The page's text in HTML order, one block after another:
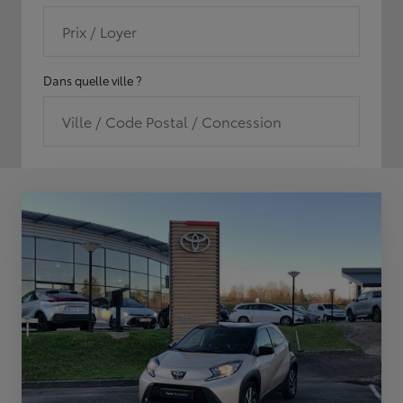
Prix / Loyer
Dans quelle ville ?
Ville / Code Postal / Concession